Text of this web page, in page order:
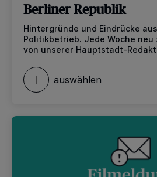
Berliner Republik
Hintergründe und Eindrücke
Politikbetrieb. Jede Woche neu
von unserer Hauptstadt-
auswählen